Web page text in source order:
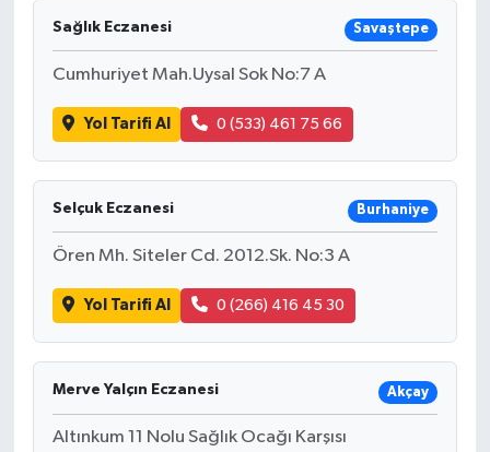
Sağlık Eczanesi Savaştepe
Cumhuriyet Mah.Uysal Sok No:7 A
Yol Tarifi Al 0 (533) 461 75 66
Selçuk Eczanesi Burhaniye
Ören Mh. Siteler Cd. 2012.Sk. No:3 A
Yol Tarifi Al 0 (266) 416 45 30
Merve Yalçın Eczanesi Akçay
Altınkum 11 Nolu Sağlık Ocağı Karşısı